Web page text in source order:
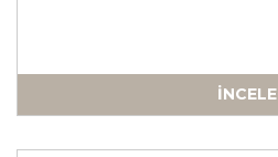
İNCELE
a